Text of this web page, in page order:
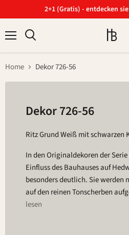
2+1 (Gratis) - entdecken
Home Dekor 726-56
Dekor 726-56
Ritz Grund Weiß mit schwarzen
In den Originaldekoren der
Einfluss des Bauhauses auf
besonders deutlich. Sie werden
auf den reinen Tonscherben
lesen